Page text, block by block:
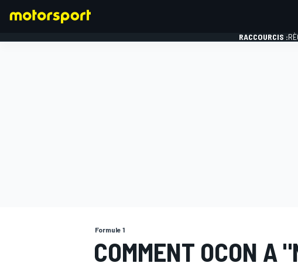
RACCOURCIS :
Formule 1
COMMENT OCON A